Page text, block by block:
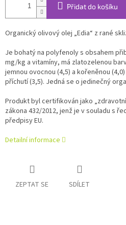
Přidat do košíku
Organický olivový olej „Edia“ z rané
Je bohatý na polyfenoly s obsahem
mg/kg a vitamíny, má zlatozelenou
jemnou ovocnou (4,5) a kořeněnou
příchutí (3,5). Jedná se o jedinečný
Produkt byl certifikován jako
zákona 432/2012, jenž je v souladu s
předpisy EU.
Detailní informace
ZEPTAT SE SDÍLET